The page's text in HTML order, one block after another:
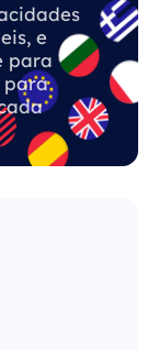
e
para
para